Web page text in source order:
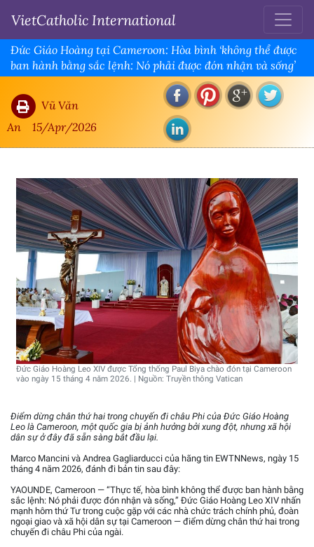
VietCatholic International
Đức Giáo Hoàng tại Cameroon: Hòa bình ‘không thể được
ban hành bằng sắc lệnh: Nó phải được đón nhận và sống’
Vũ Văn
An
15/Apr/2026
Đức Giáo Hoàng Leo XIV được Tổng thống Paul Biya chào đón tại Cameroon
vào ngày 15 tháng 4 năm 2026. | Nguồn: Truyền thông Vatican
Điểm dừng chân thứ hai trong chuyến đi châu Phi của Đức Giáo Hoàng
Leo là Cameroon, một quốc gia bị ảnh hưởng bởi xung đột, nhưng xã hội
dân sự ở đây đã sẵn sàng bắt đầu lại.
Marco Mancini và Andrea Gagliarducci của hãng tin EWTNNews, ngày 15
tháng 4 năm 2026, đánh đi bản tin sau đây:
YAOUNDE, Cameroon — “Thực tế, hòa bình không thể được ban hành bằng
sắc lệnh: Nó phải được đón nhận và sống,” Đức Giáo Hoàng Leo XIV nhấn
mạnh hôm thứ Tư trong cuộc gặp với các nhà chức trách chính phủ, đoàn
ngoại giao và xã hội dân sự tại Cameroon — điểm dừng chân thứ hai trong
chuyến đi châu Phi của ngài.